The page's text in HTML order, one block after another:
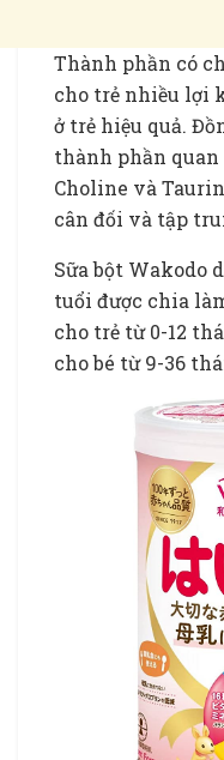
Thành phần có
cho trẻ nhiều lợi
ở trẻ hiệu quả.
thành phần quan
Choline và
cân đối và tập
Sữa bột Wakodo
tuổi được chia
cho trẻ từ 0-12
cho bé từ 9-36